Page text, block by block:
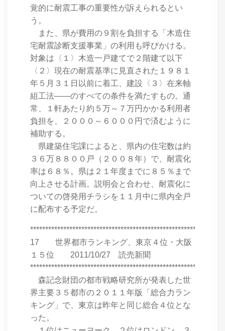
覚的に耐震工事の重要性が訴えられるとい
う。
また、県が費用の９割を負担する「木造住
宅耐震診断支援事業」の利用も呼びかける。
対象は〈１〉木造一戸建てで２階建て以下
〈２〉現在の耐震基準に見直された１９８１
年５月３１日以前に着工、建設〈３〉在来軸
組工法――のすべての条件を満たすもの。通
常、１軒あたり約５万～７万円かかる利用者
負担を、２０００～６０００円で済むように
補助する。
県建築住宅課によると、県内の住宅数は約
３６万８８００戸（２００８年）で、耐震化
率は６８％。県は２１年度までに８５％まで
向上させる計画。説明会と合わせ、耐震化に
ついての啓発用チラシを１１月中に県内全戸
に配布する予定だ。
17 世界都市ランキング、東京４位・大阪
１５位 2011/10/27 読売新聞
森記念財団の都市戦略研究所が発表した世
界主要３５都市の２０１１年版「総合力ラン
キング」で、東京は昨年と同じ総合４位とな
った。